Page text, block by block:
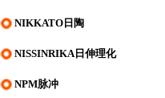
NIKKATO日陶
NISSINRIKA日伸理化
NPM脉冲